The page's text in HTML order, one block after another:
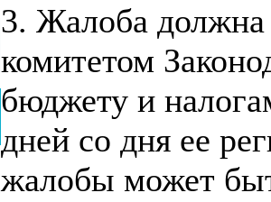
3. Жалоба должна
комитетом
бюджету и
дней со дня ее
жалобы может